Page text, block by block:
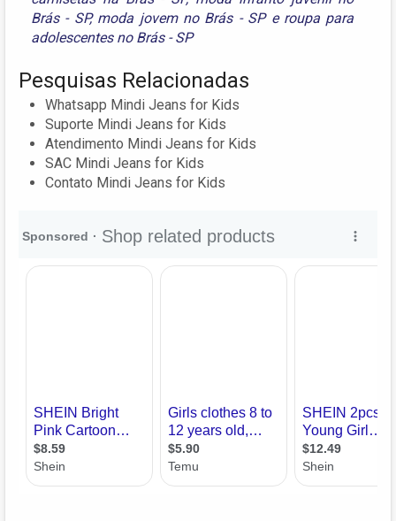
Brás - SP, moda jovem no Brás - SPe roupa para
adolescentes no Brás - SP
Pesquisas Relacionadas
Whatsapp Mindi Jeans for Kids
Suporte Mindi Jeans for Kids
Atendimento Mindi Jeans for Kids
SAC Mindi Jeans for Kids
Contato Mindi Jeans for Kids